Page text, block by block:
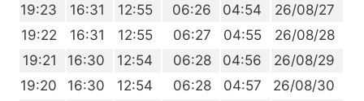
26/08/27
04:54
06:26
12:55
16:31
19:23
26/08/28
04:55
06:27
12:55
16:31
19:22
26/08/29
04:56
06:28
12:54
16:30
19:21
26/08/30
04:57
06:28
12:54
16:30
19:20